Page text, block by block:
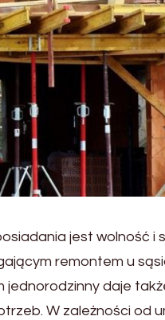
jest wolność
remontem u
daje
W zależności od